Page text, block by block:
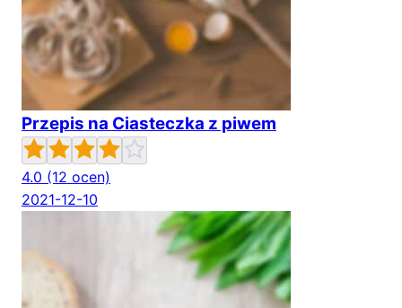
Przepis na Ciasteczka z piwem
4.0 (12 ocen)
2021-12-10